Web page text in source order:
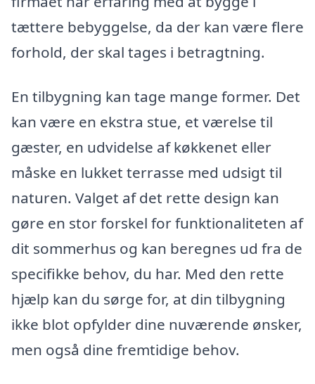
tættere bebyggelse, da der kan være flere
forhold, der skal tages i betragtning.
En tilbygning kan tage mange former. Det
kan være en ekstra stue, et værelse til
gæster, en udvidelse af køkkenet eller
måske en lukket terrasse med udsigt til
naturen. Valget af det rette design kan
gøre en stor forskel for funktionaliteten af
dit sommerhus og kan beregnes ud fra de
specifikke behov, du har. Med den rette
hjælp kan du sørge for, at din tilbygning
ikke blot opfylder dine nuværende ønsker,
men også dine fremtidige behov.